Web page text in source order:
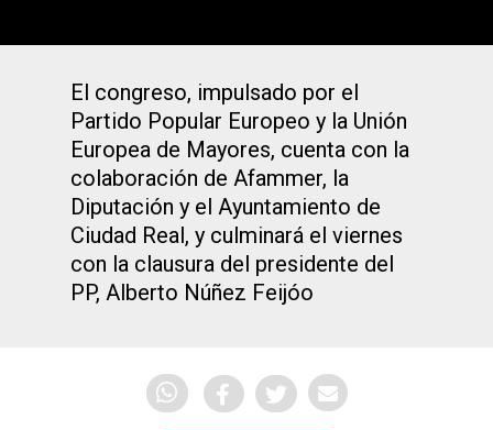
El congreso, impulsado por el
Partido Popular Europeo y la Unión
Europea de Mayores, cuenta con la
colaboración de Afammer, la
Diputación y el Ayuntamiento de
Ciudad Real, y culminará el viernes
con la clausura del presidente del
PP, Alberto Núñez Feijóo